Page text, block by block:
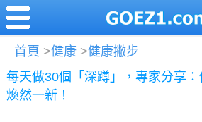
首頁 >健康 >健康撇步
每天做30個「深蹲」，專家分享
煥然一新！